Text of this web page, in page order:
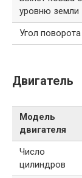
уровню земли
Угол
Двигатель
Модель
двигателя
Число
цилиндров